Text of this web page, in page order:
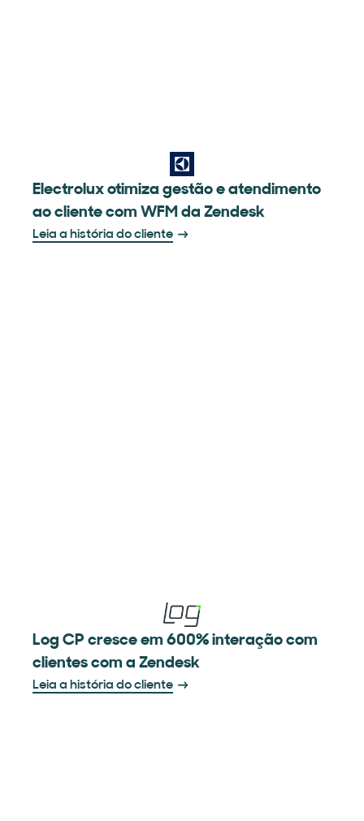
Electrolux otimiza gestão e atendimento
ao cliente com WFM da Zendesk
Leia a história do cliente
Log CP cresce em 600% interação com
clientes com a Zendesk
Leia a história do cliente